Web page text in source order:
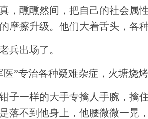
，醺醺然间，把自己的社会属
摩擦升级。他们大着舌头，各
兵出场了。
”专治各种疑难杂症，火塘烧
子一样的大手专擒人手腕，擒
落不到他身上，他腰微微一晃